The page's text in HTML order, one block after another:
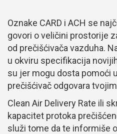
Oznake CARD i ACH se
govori o veličini prostorije
od prečišćivača vazduha.
u okviru specifikacija
su jer mogu dosta pomoći
prečišćivač odgovara
Clean Air Delivery Rate ili
kapacitet protoka
služi tome da te informiše